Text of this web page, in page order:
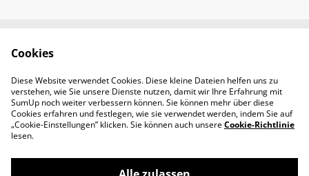
Legal Terms
Privacy Policy
Cookie Policy
Cookies
Diese Website verwendet Cookies. Diese kleine Dateien helfen uns zu
verstehen, wie Sie unsere Dienste nutzen, damit wir Ihre Erfahrung mit
SumUp noch weiter verbessern können. Sie können mehr über diese
Cookies erfahren und festlegen, wie sie verwendet werden, indem Sie auf
„Cookie-Einstellungen” klicken. Sie können auch unsereCookie-Richtlinie
lesen.